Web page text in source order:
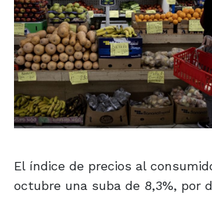
El índice de precios al
octubre una suba de 8,3%, por